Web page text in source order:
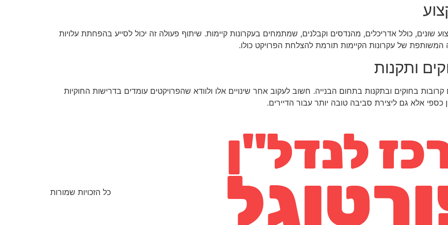
שונים, כולל אדריכלים, מהנדסים וקבלנים, שמתמחים בעקרונות קיימות. שיתוף פעולה זה יכול לסייע בהפחתת עלויות
המשותפת של עקרונות הקיימות תורמת להצלחת הפרויקט כולו.
ותקנות
בחוקים ובתקנות בתחום הבנייה. חשוב לעקוב אחר שינויים אלו ולוודא שהפרויקטים עומדים בדרישות החוקיות
אלא גם ליצירת סביבה טובה יותר עבור הדיירים.
כל הזכויות שמורות